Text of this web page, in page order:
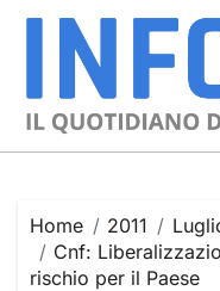
Skip
Home 2011
Cnf:
rischio per il Paese